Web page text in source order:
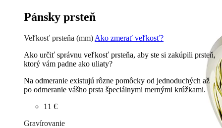
Pánsky prsteň
Veľkosť prsteňa (mm) Ako zmerať veľkosť?
Ako určiť správnu veľkosť prsteňa, aby ste si zakúpili prsteň,
ktorý vám padne ako uliaty?
Na odmeranie existujú rôzne pomôcky od jednoduchých až
po odmeranie vášho prsta špeciálnymi mernými krúžkami.
11 €
Gravírovanie